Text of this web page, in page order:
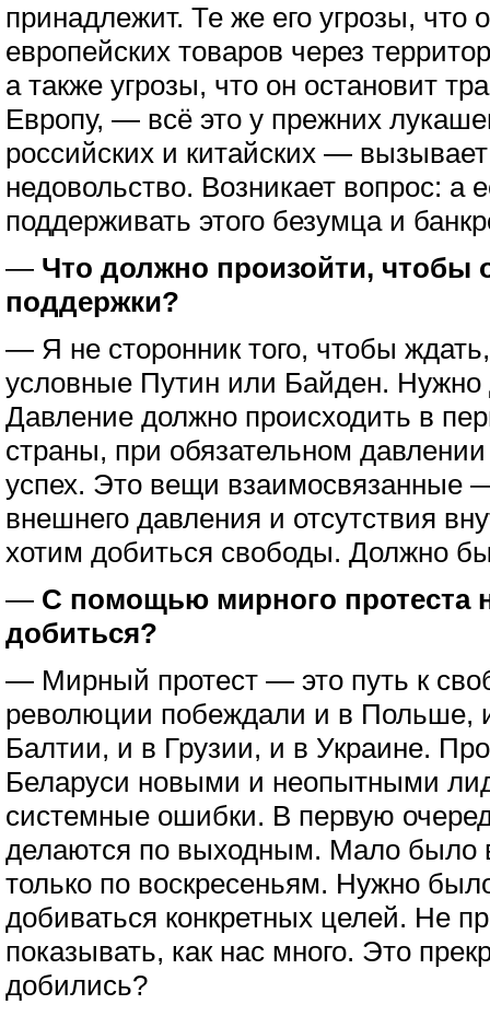
принадлежит. Те же его угрозы, что
европейских товаров через
а также угрозы, что он остановит
Европу, — всё это у прежних
российских и китайских —
недовольство. Возникает вопрос:
поддерживать этого безумца и
— Что должно произойти, чтобы
поддержки?
— Я не сторонник того, чтобы
условные Путин или Байден. Нужно
Давление должно происходить в
страны, при обязательном
успех. Это вещи взаимосвязанные
внешнего давления и отсутствия
хотим добиться свободы. Должно
— С помощью мирного протеста
добиться?
— Мирный протест — это путь к
революции побеждали и в Польше,
Балтии, и в Грузии, и в Украине.
Беларуси новыми и неопытными
системные ошибки. В первую
делаются по выходным. Мало было
только по воскресеньям. Нужно
добиваться конкретных целей. Не
показывать, как нас много. Это
добились?